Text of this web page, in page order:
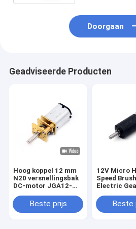
Doorgaan
Geadviseerde Producten
Hoog koppel 12 mm
N20 versnellingsbak
DC-motor JGA12-
tandwielmotor
Beste prijs
12V Micro
Speed
Electric
DC Reductie
Beste